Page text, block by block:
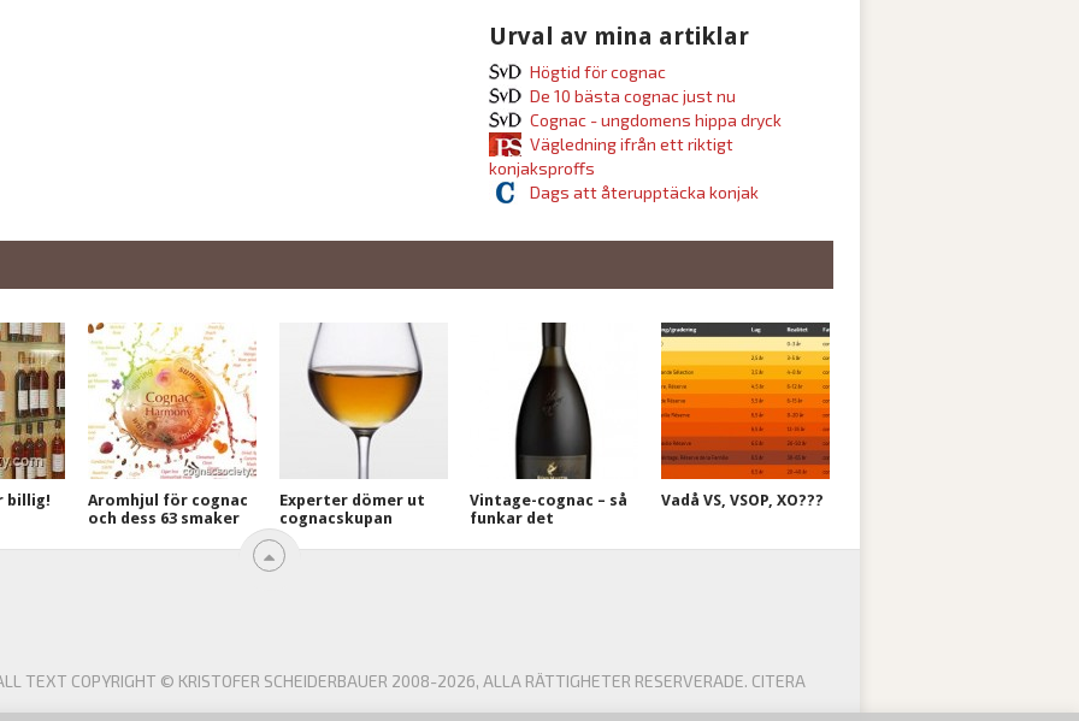
Urval av mina artiklar
Högtid för cognac
De 10 bästa cognac just nu
Cognac - ungdomens hippa dryck
Vägledning ifrån ett riktigt
konjaksproffs
Dags att återupptäcka konjak
billig!
Aromhjul för cognac
och dess 63 smaker
Experter dömer ut
cognacskupan
Vintage-cognac – så
funkar det
Vadå VS, VSOP, XO???
TEXT COPYRIGHT © KRISTOFER SCHEIDERBAUER 2008-2026, ALLA RÄTTIGHETER RESERVERADE. CITERA